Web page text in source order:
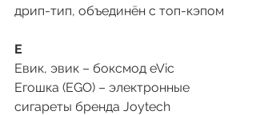
дрип-тип, объединён с топ-кэпом
Е
Евик, эвик – боксмод eVic
Егошка (EGO) – электронные
сигареты бренда Joytech